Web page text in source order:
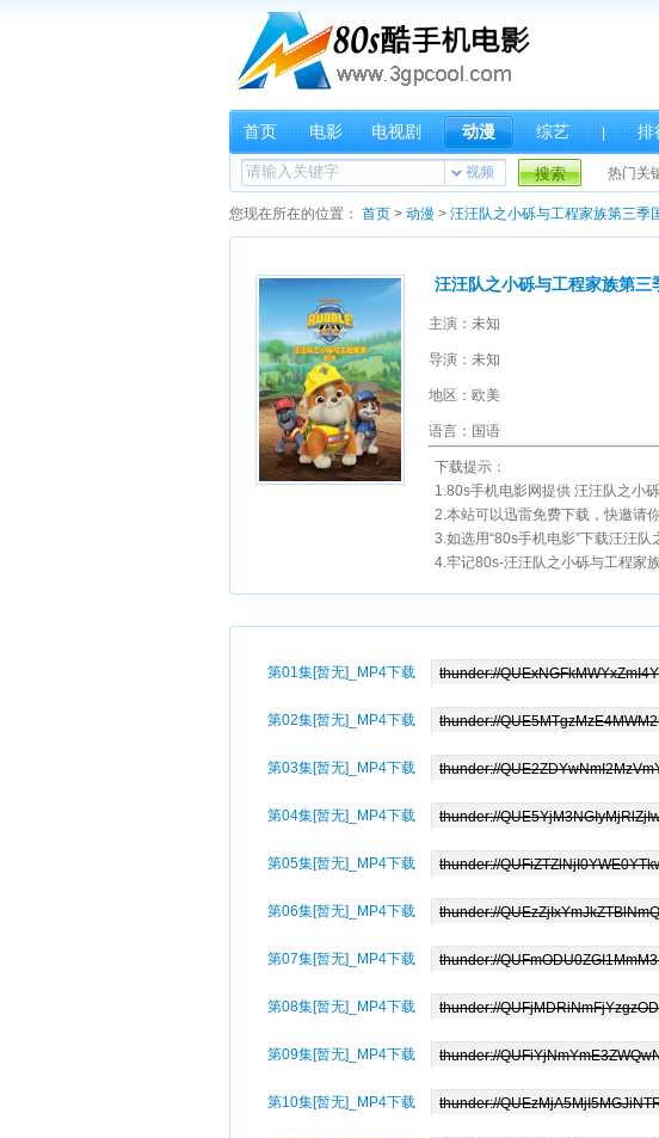
首页 电影 电视剧 动漫 综艺 排
视频 搜索 热门关
您现在所在的位置： 首页 > 动漫 > 汪汪队之小砾与工程家族第三季
汪汪队之小砾与工程家族第三
主演：未知
导演：未知
地区：欧美
语言：国语
下载提示：
1.80s手机电影网提供 汪汪队之小砾与工程家族第三季
2.本站可以迅雷免费下载，快邀请你
3.如选用“80s手机电影”下载汪汪队之小
4.牢记80s-汪汪队之小砾与工程家
第01集[暂无]_MP4下载
第02集[暂无]_MP4下载
第03集[暂无]_MP4下载
第04集[暂无]_MP4下载
第05集[暂无]_MP4下载
第06集[暂无]_MP4下载
第07集[暂无]_MP4下载
第08集[暂无]_MP4下载
第09集[暂无]_MP4下载
第10集[暂无]_MP4下载